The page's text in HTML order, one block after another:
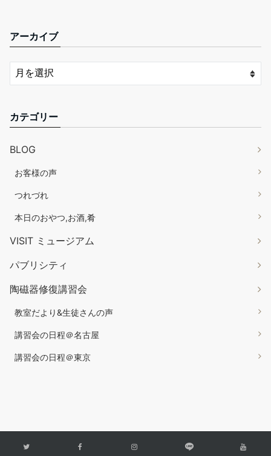
アーカイブ
カテゴリー
BLOG
お客様の声
つれづれ
本日のおやつ,お酒,肴
VISIT ミュージアム
パブリシティ
陶磁器修復講習会
教室だより&生徒さんの声
講習会の日程＠名古屋
講習会の日程＠東京